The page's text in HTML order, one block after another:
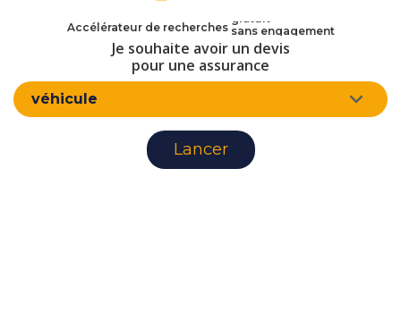
Accélérateur de recherches en ligne
gratuit
sans engagement
d'assurance
Je souhaite avoir un devis
pour une assurance
véhicule
Lancer